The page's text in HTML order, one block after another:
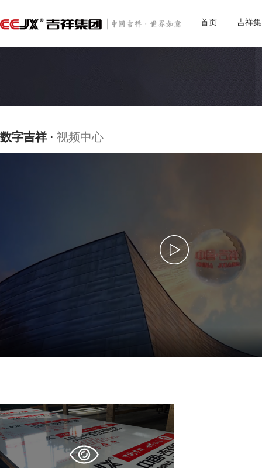
首页 吉祥
数字吉祥 · 视频中心